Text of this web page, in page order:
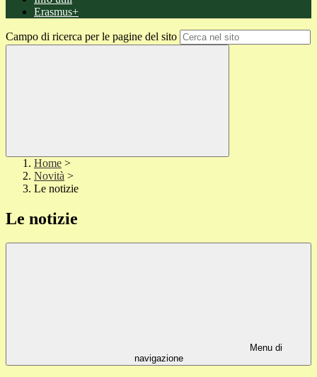
Erasmus+
Campo di ricerca per le pagine del sito
Home >
Novità >
Le notizie
Le notizie
Menu di
navigazione